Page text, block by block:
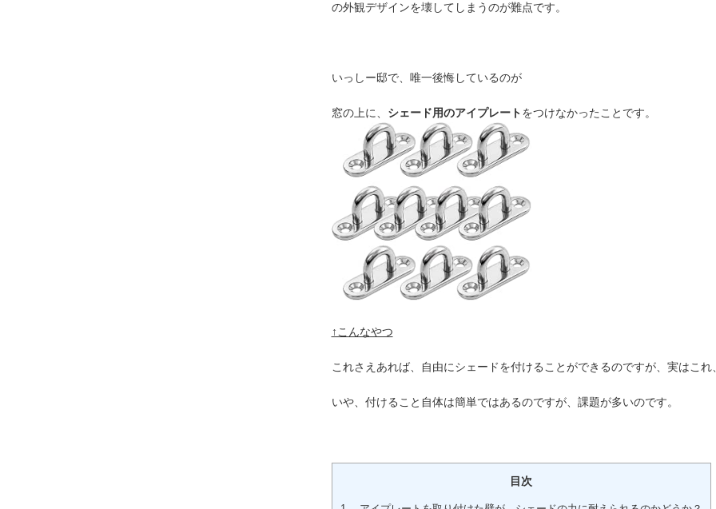
の外観デザインを壊してしまうのが難点です。
いっしー邸で、唯一後悔しているのが
窓の上に、 シェード用のアイプレートをつけなかったことです。
↑こんなやつ
これさえあれば、自由にシェードを付けることができるのですが、実はこ
いや、付けること自体は簡単ではあるのですが、課題が多いのです。
目次